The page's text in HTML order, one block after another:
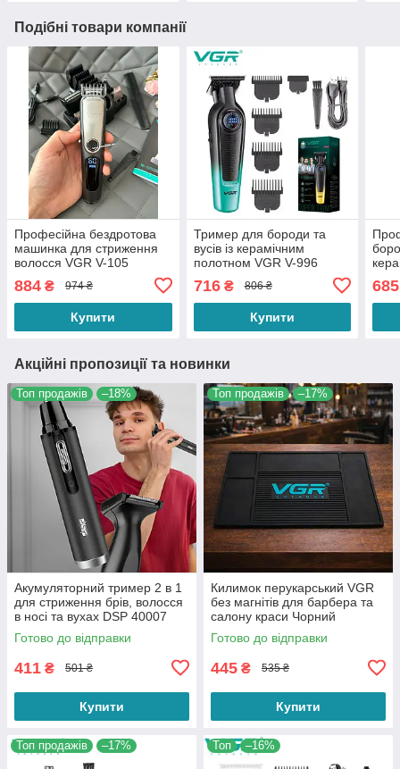
Подібні товари компанії
Професійна бездротова
машинка для стриження
волосся VGR V-105
вусів із насадками
884 ₴ 974 ₴
Купити
Тример для бороди та
вусів із керамічним
полотном VGR V-996
дисплеєм 7000 RMP
Бірюзовий
716₴ 806 ₴
Купити
685
Акційні пропозиції та новинки
Топ продажів –18%
Акумуляторний тример 2 в 1
для стриження брів, волосся
в носі та вухах DSP 40007
Black
Готово до відправки
411 ₴ 501 ₴
Купити
Топ продажів –17%
Килимок перукарський VGR
без магнітів для барбера та
салону краси Чорний
Готово до відправки
445 ₴ 535 ₴
Купити
Топ продажів –17% Топ –16%